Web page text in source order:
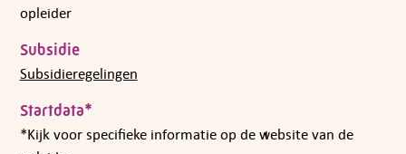
opleider
Subsidie
Subsidieregelingen
Startdata*
*Kijk voor specifieke informatie op de website van de